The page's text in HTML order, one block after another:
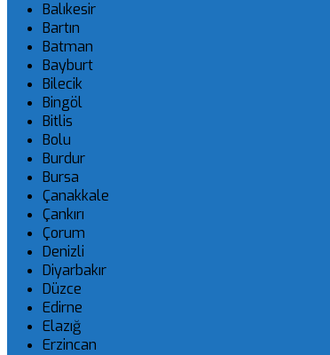
Balıkesir
Bartın
Batman
Bayburt
Bilecik
Bingöl
Bitlis
Bolu
Burdur
Bursa
Çanakkale
Çankırı
Çorum
Denizli
Diyarbakır
Düzce
Edirne
Elazığ
Erzincan